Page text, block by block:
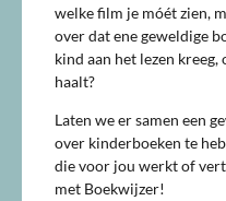
welke film je móét zien,
over dat ene geweldige
kind aan het lezen
haalt?
Laten we er samen een
over kinderboeken te
die voor jou werkt of
met Boekwijzer!